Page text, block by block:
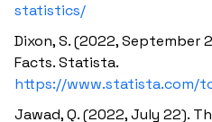
statistics/
Dixon, S. (2022, September
Facts. Statista.
https://www.statista.com/
Jawad, Q. (2022, July 22).